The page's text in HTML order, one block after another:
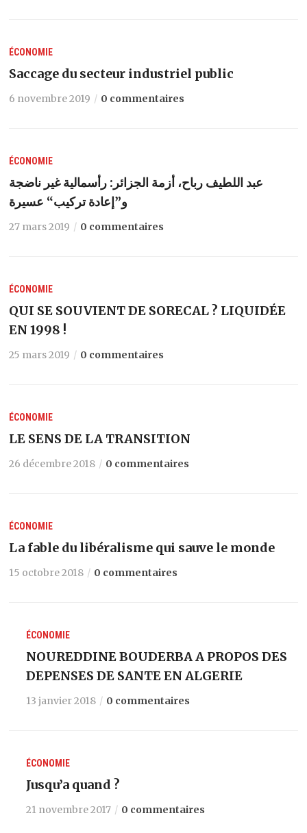
ÉCONOMIE
Saccage du secteur industriel public
6 novembre 2019 0 commentaires
ÉCONOMIE
عبد اللطيف رباح، أزمة الجزائر: رأسمالية غير ناضجة
و”إعادة تركيب“ عسيرة
27 mars 2019 0 commentaires
ÉCONOMIE
QUI SE SOUVIENT DE SORECAL ? LIQUIDÉE
EN 1998 !
25 mars 2019 0 commentaires
ÉCONOMIE
LE SENS DE LA TRANSITION
26 décembre 2018 0 commentaires
ÉCONOMIE
La fable du libéralisme qui sauve le monde
15 octobre 2018 0 commentaires
ÉCONOMIE
NOUREDDINE BOUDERBA A PROPOS DES
DEPENSES DE SANTE EN ALGERIE
13 janvier 2018 0 commentaires
ÉCONOMIE
Jusqu’a quand ?
21 novembre 2017 0 commentaires